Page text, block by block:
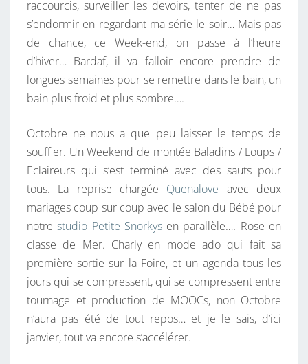
T
,
N
O
N
D
U
N
E
C
I
T
R
O
U
I
L
L
raccourcis, surveiller les devoirs, tenter de ne pas
s’endormir en regardant ma série le soir… Mais pas
de chance, ce Week-end, on passe à l’heure
d’hiver… Bardaf, il va falloir encore prendre de
longues semaines pour se remettre dans le bain, un
bain plus froid et plus sombre….
Octobre ne nous a que peu laisser le temps de
souffler. Un Weekend de montée Baladins / Loups /
Eclaireurs qui s’est terminé avec des sauts pour
tous. La reprise chargée Quenalove avec deux
mariages coup sur coup avec le salon du Bébé pour
notrestudio Petite Snorkysen parallèle…. Rose en
classe de Mer. Charly en mode ado qui fait sa
première sortie sur la Foire, et un agenda tous les
jours qui se compressent, qui se compressent entre
tournage et production de MOOCs, non Octobre
n’aura pas été de tout repos… et je le sais, d’ici
janvier, tout va encore s’accélérer.